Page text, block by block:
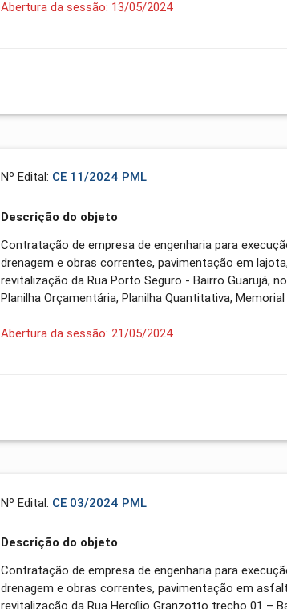
Abertura da sessão: 13/05/2024
Nº Edital: CE 11/2024 PML
Descrição do objeto
Contratação de empresa de engenharia para
drenagem e obras correntes, pavimentação em
revitalização da Rua Porto Seguro - Bairro Guarujá,
Planilha Orçamentária, Planilha Quantitativa,
Abertura da sessão: 21/05/2024
Nº Edital: CE 03/2024 PML
Descrição do objeto
Contratação de empresa de engenharia para
drenagem e obras correntes, pavimentação em
revitalização da Rua Hercílio Granzotto trecho 01 –